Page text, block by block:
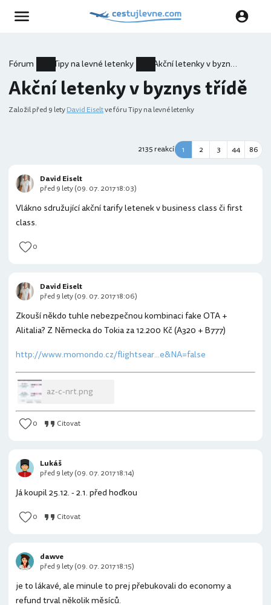
Fórum Tipy na levné letenky Akční letenky v byznys třídě
Akční letenky v byznys třídě
Založilpřed 9 letyDavid Eiseltve fóru Tipy na levné letenky
2135 reakcí 1 2 3 44 86
Vlákno sdružující akční tarify letenek v business class či first
class.
0
David Eiselt
před 9 lety (09. 07. 2017 18:03)
Zkouší někdo tuhle nebezpečnou kombinaci fake OTA +
Alitalia? Z Německa do Tokia za 12.200 Kč (A320 + B777)
http://www.momondo.cz/flightsear...e&NA=false
az-c-nrt.png
0 Citovat
David Eiselt
před 9 lety (09. 07. 2017 18:06)
Já koupil 25.12. - 2.1. před hoďkou
0 Citovat
Lukáš
před 9 lety (09. 07. 2017 18:14)
je to lákavé, ale minule to prej přebukovali do economy a
refund trval několik měsíců.
dawve
před 9 lety (09. 07. 2017 18:15)